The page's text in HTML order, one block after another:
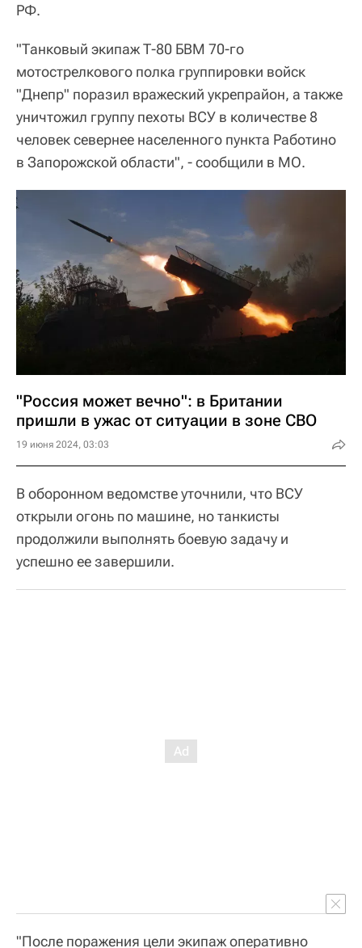
РФ.
"Танковый экипаж Т-80 БВМ 70-го
мотострелкового полка группировки войск
"Днепр" поразил вражеский укрепрайон, а также
уничтожил группу пехоты ВСУ в количестве 8
человек севернее населенного пункта Работино
в Запорожской области", - сообщили в МО.
"Россия может вечно": в Британии
пришли в ужас от ситуации в зоне СВО
19 июня 2024, 03:03
В оборонном ведомстве уточнили, что ВСУ
открыли огонь по машине, но танкисты
продолжили выполнять боевую задачу и
успешно ее завершили.
"После поражения цели экипаж оперативно